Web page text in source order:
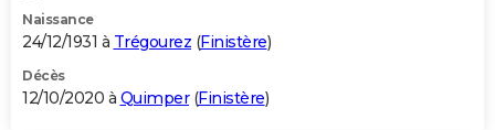
Naissance
24/12/1931 à Trégourez (Finistère)
Décès
12/10/2020 à Quimper(Finistère)